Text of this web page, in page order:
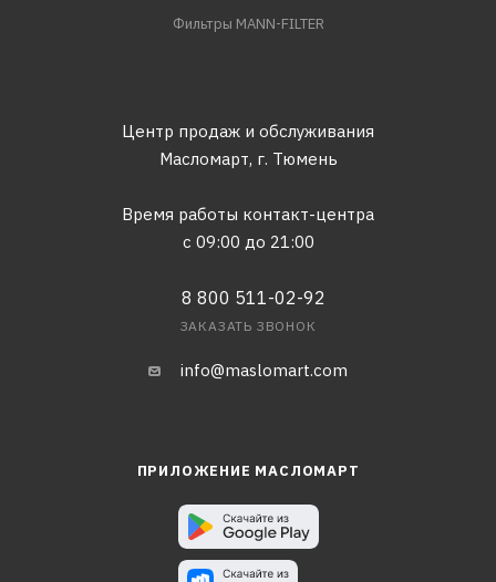
Фильтры MANN-FILTER
Центр продаж и обслуживания
Масломарт, г. Тюмень
Время работы контакт-центра
с 09:00 до 21:00
8 800 511-02-92
ЗАКАЗАТЬ ЗВОНОК
info@maslomart.com
ПРИЛОЖЕНИЕ МАСЛОМАРТ